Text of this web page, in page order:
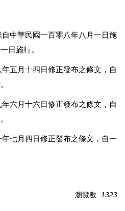
中華民國一百零八年八月一日施
日施行。
五月十四日修正發布之條文，自
六月十六日修正發布之條文，自
七月四日修正發布之條文，自一
瀏覽數: 1323